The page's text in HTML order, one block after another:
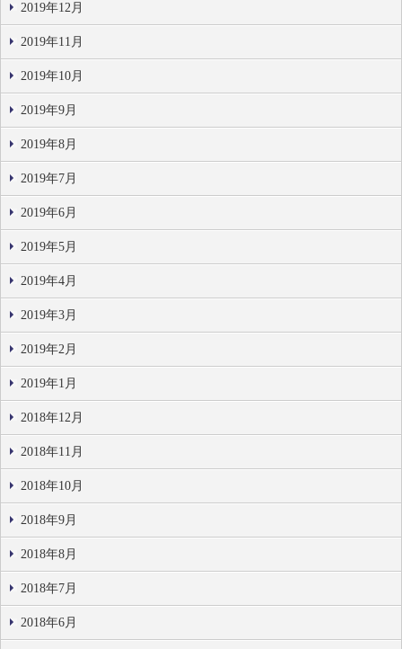
2019年12月
2019年11月
2019年10月
2019年9月
2019年8月
2019年7月
2019年6月
2019年5月
2019年4月
2019年3月
2019年2月
2019年1月
2018年12月
2018年11月
2018年10月
2018年9月
2018年8月
2018年7月
2018年6月